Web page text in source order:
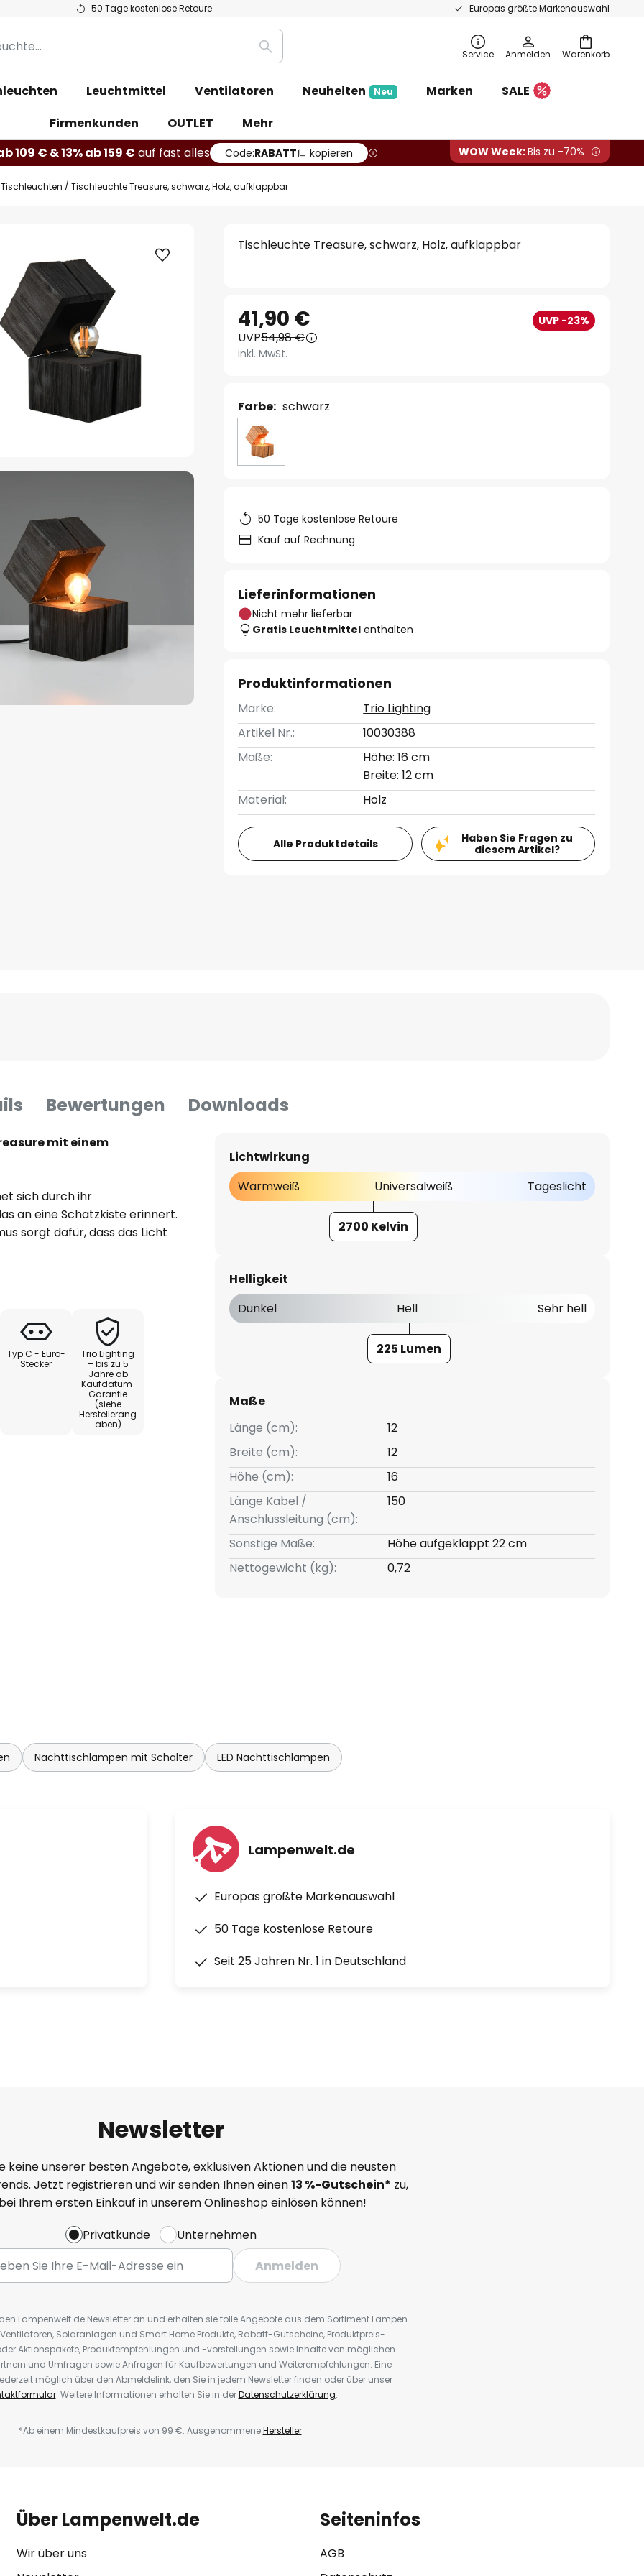
50 Tage kostenlose Retoure Europas größte Markenauswahl
Warenkorb
Suche Service Anmelden
Leuchtmittel Ventilatoren Neuheiten Neu Marken
SALE
Firmenkunden
OUTLET
Mehr
109 € & 13% ab 159 € auf fast alles Code:RABATT kopieren WOW Week:Bis zu -70%
Tischleuchte Treasure, schwarz, Holz, aufklappbar
Tischleuchte Treasure, schwarz, Holz, aufklappbar
41,90 € UVP -23%
UVP54,98 €
inkl. MwSt.
Farbe: schwarz
50 Tage kostenlose Retoure
Kauf auf Rechnung
Lieferinformationen
Nicht mehr lieferbar
Gratis Leuchtmittel enthalten
Produktinformationen
Marke:
Trio Lighting
Artikel Nr.:
10030388
Maße:
Höhe: 16 cm
Breite: 12 cm
Material:
Holz
Alle Produktdetails
Haben Sie Fragen zu
diesem Artikel?
Bewertungen Downloads
mit einem
sich durch ihr
an eine Schatzkiste erinnert.
sorgt dafür, dass das Licht
ein und verleiht
Darüber hinaus wird sie
das sich durch eine
auszeichnet.
Typ C - Euro-
Stecker
Trio Lighting
– bis zu 5
Jahre ab
Kaufdatum
Garantie
(siehe
Herstellerang
aben)
Lichtwirkung
Warmweiß
Universalweiß Tageslicht
2700 Kelvin
Helligkeit
Dunkel
Hell Sehr hell
225 Lumen
Maße
Länge (cm):
12
Breite (cm):
12
Höhe (cm):
16
Länge Kabel /
Anschlussleitung (cm):
150
Sonstige Maße:
Höhe aufgeklappt 22 cm
Nettogewicht (kg):
0,72
Nachttischlampen mit Schalter LED Nachttischlampen
Lampenwelt.de
Europas größte Markenauswahl
50 Tage kostenlose Retoure
Seit 25 Jahren Nr. 1 in Deutschland
Newsletter
keine unserer besten Angebote, exklusiven Aktionen und die neusten
Jetzt registrieren und wir senden Ihnen einen13 %-Gutschein* zu,
Ihrem ersten Einkauf in unserem Onlineshop einlösen können!
Privatkunde
Unternehmen
Anmelden
Lampenwelt.de Newsletter an und erhalten sie tolle Angebote aus dem Sortiment Lampen
Solaranlagen und Smart Home Produkte, Rabatt-Gutscheine, Produktpreis-
Aktionspakete, Produktempfehlungen und -vorstellungen sowie Inhalte von möglichen
und Umfragen sowie Anfragen für Kaufbewertungen und Weiterempfehlungen. Eine
möglich über den Abmeldelink, den Sie in jedem Newsletter finden oder über unser
. Weitere Informationen erhalten Sie in derDatenschutzerklärung.
*Ab einem Mindestkaufpreis von 99 €. AusgenommeneHersteller.
Über Lampenwelt.de
Wir über uns
Seiteninfos
AGB